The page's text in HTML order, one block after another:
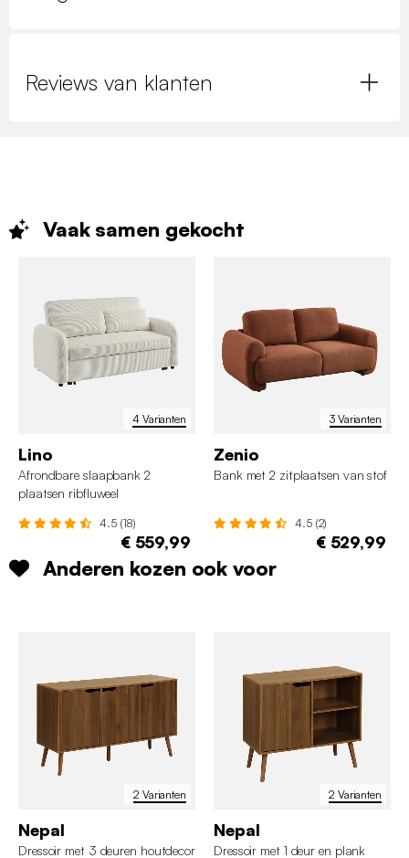
Reviews van klanten
Vaak samen gekocht
4 Varianten
Lino
Afrondbare slaapbank 2
plaatsen ribfluweel
4.5 (18)
€ 559,99
3 Varianten
Zenio
Bank met 2 zitplaatsen van stof
4.5 (2)
€ 529,99
Anderen kozen ook voor
2 Varianten
Nepal
Dressoir met 3 deuren houtdecor
2 Varianten
Nepal
Dressoir met 1 deur en plank